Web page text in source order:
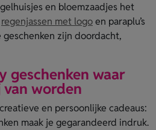
en bloemzaadjes het
regenjassen met logoen paraplu’s
geschenken zijn doordacht,
geschenken waar
worden
en persoonlijke cadeaus:
maak je gegarandeerd indruk.